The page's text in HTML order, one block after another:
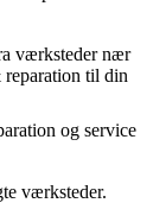
værksteder nær
til din
og service
værksteder.